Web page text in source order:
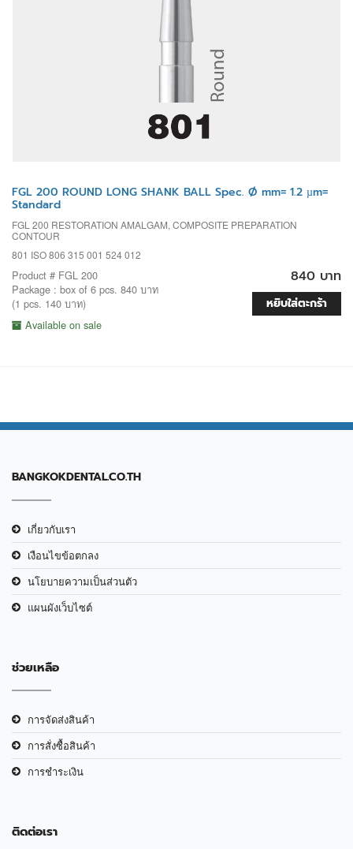
FGL 200 ROUND LONG SHANK BALL Spec. Ø mm= 1.2 µm=
Standard
FGL 200 RESTORATION AMALGAM, COMPOSITE PREPARATION
CONTOUR
801 ISO 806 315 001 524 012
Product # FGL 200
Package : box of 6 pcs. 840 บาท
(1 pcs. 140 บาท)
Available on sale
840 บาท
หยิบใส่ตะกร้า
BANGKOKDENTAL.CO.TH
เกี่ยวกับเรา
เงือนไขข้อตกลง
นโยบายความเป็นส่วนตัว
แผนผังเว็บไซต์
ช่วยเหลือ
การจัดส่งสินค้า
การสั่งซื้อสินค้า
การชำระเงิน
ติดต่อเรา